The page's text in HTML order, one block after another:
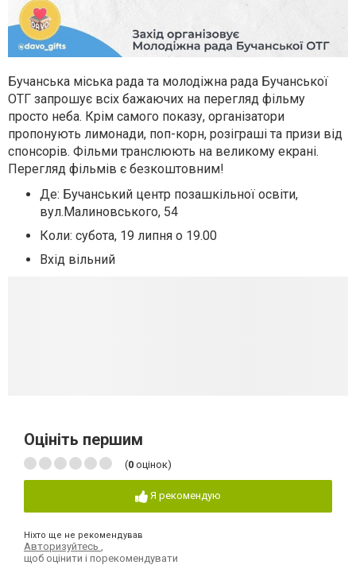
Бучанська міська рада та молодіжна рада Бучанської
ОТГ запрошує всіх бажаючих на перегляд фільму
просто неба. Крім самого показу, організатори
пропонують лимонади, поп-корн, розіграші та призи від
спонсорів. Фільми транслюють на великому екрані.
Перегляд фільмів є безкоштовним!
Де: Бучанський центр позашкільної освіти,
вул.Малиновського, 54
Коли: субота, 19 липня о 19.00
Вхід вільний
Оцініть першим
(0 оцінок)
Я рекомендую
Ніхто ще не рекомендував
Авторизуйтесь
щоб оцінити і порекомендувати